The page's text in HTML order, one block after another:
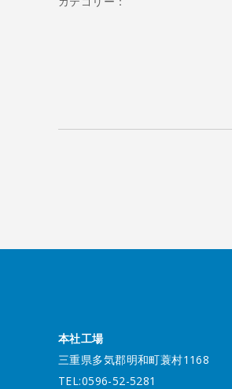
本社工場
三重県多気郡明和町蓑村1168
TEL:0596-52-5281